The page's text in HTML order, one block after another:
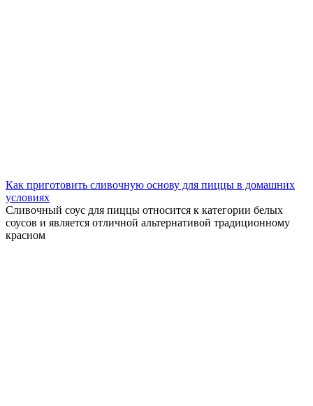
Как приготовить сливочную основу для пиццы в домашних
условиях
Сливочный соус для пиццы относится к категории белых
соусов и является отличной альтернативой традиционному
красном